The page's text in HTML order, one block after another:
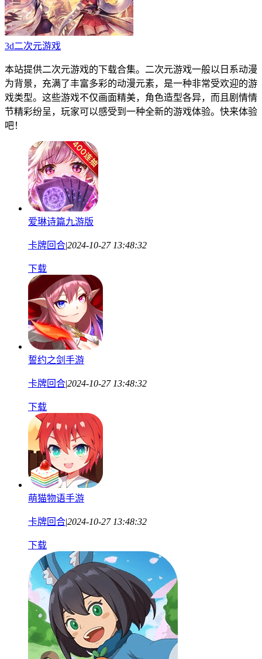
3d二次元游戏
本站提供二次元游戏的下载合集。二次元游戏一般以日系动漫
为背景，充满了丰富多彩的动漫元素，是一种非常受欢迎的游
戏类型。这些游戏不仅画面精美，角色造型各异，而且剧情情
节精彩纷呈，玩家可以感受到一种全新的游戏体验。快来体验
吧！
爱琳诗篇九游版
卡牌回合|2024-10-27 13:48:32
下载
誓约之剑手游
卡牌回合|2024-10-27 13:48:32
下载
萌猫物语手游
卡牌回合|2024-10-27 13:48:32
下载